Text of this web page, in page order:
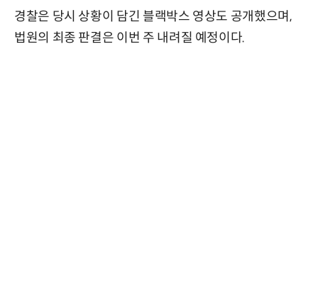
경찰은 당시 상황이 담긴 블랙박스 영상도 공개했으며,
법원의 최종 판결은 이번 주 내려질 예정이다.